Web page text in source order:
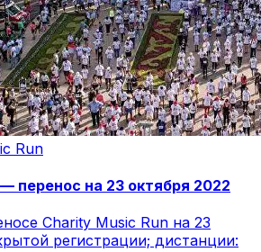
Run
перенос на 23 октября 2022
Charity Music Run на 23
регистрации; дистанции: